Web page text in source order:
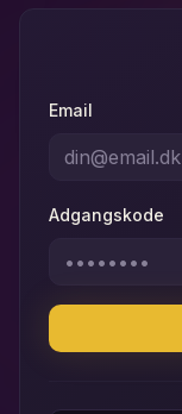
Email
Adgangskode